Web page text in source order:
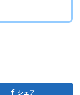
シェア